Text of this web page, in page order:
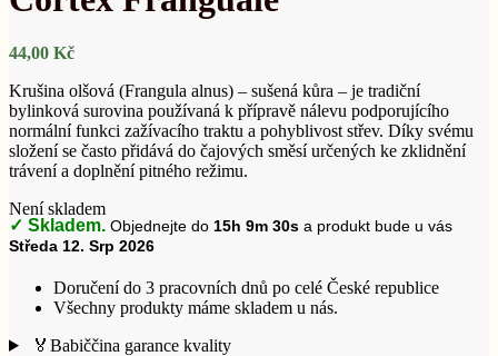
44,00 Kč
Krušina olšová (Frangula alnus) – sušená kůra – je tradiční
bylinková surovina používaná k přípravě nálevu podporujícího
normální funkci zažívacího traktu a pohyblivost střev. Díky svému
složení se často přidává do čajových směsí určených ke zklidnění
trávení a doplnění pitného režimu.
Není skladem
✓ Skladem. Objednejte do 15h 9m 29s a produkt bude u vás
Středa 12. Srp 2026
Doručení do 3 pracovních dnů po celé České republice
Všechny produkty máme skladem u nás.
🏅Babiččina garance kvality